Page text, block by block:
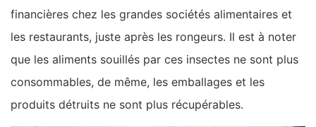
financières chez les grandes sociétés alimentaires et
les restaurants, juste après les rongeurs. Il est à noter
que les aliments souillés par ces insectes ne sont plus
consommables, de même, les emballages et les
produits détruits ne sont plus récupérables.